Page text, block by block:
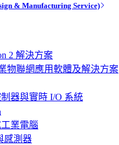
& Manufacturing Service)
2 解決方案
物聯網應用軟體及解決方案
器與實時 I/O 系統
業電腦
感測器